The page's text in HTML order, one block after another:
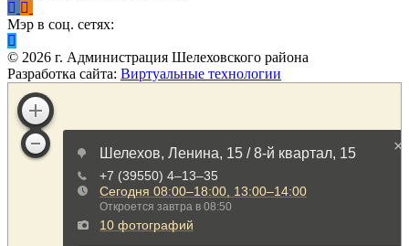
Мэр в соц. сетях:
© 2026 г. Администрация Шелеховского района
Разработка сайта: Виртуальные технологии